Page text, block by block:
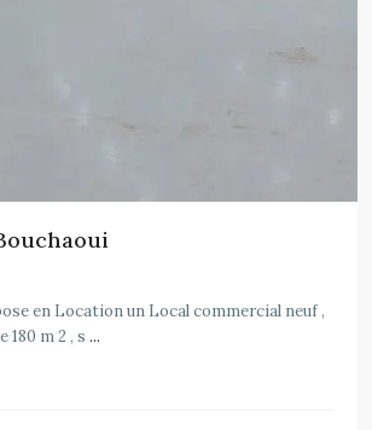
en Location un Local commercial neuf ,
180 m 2 , s ...